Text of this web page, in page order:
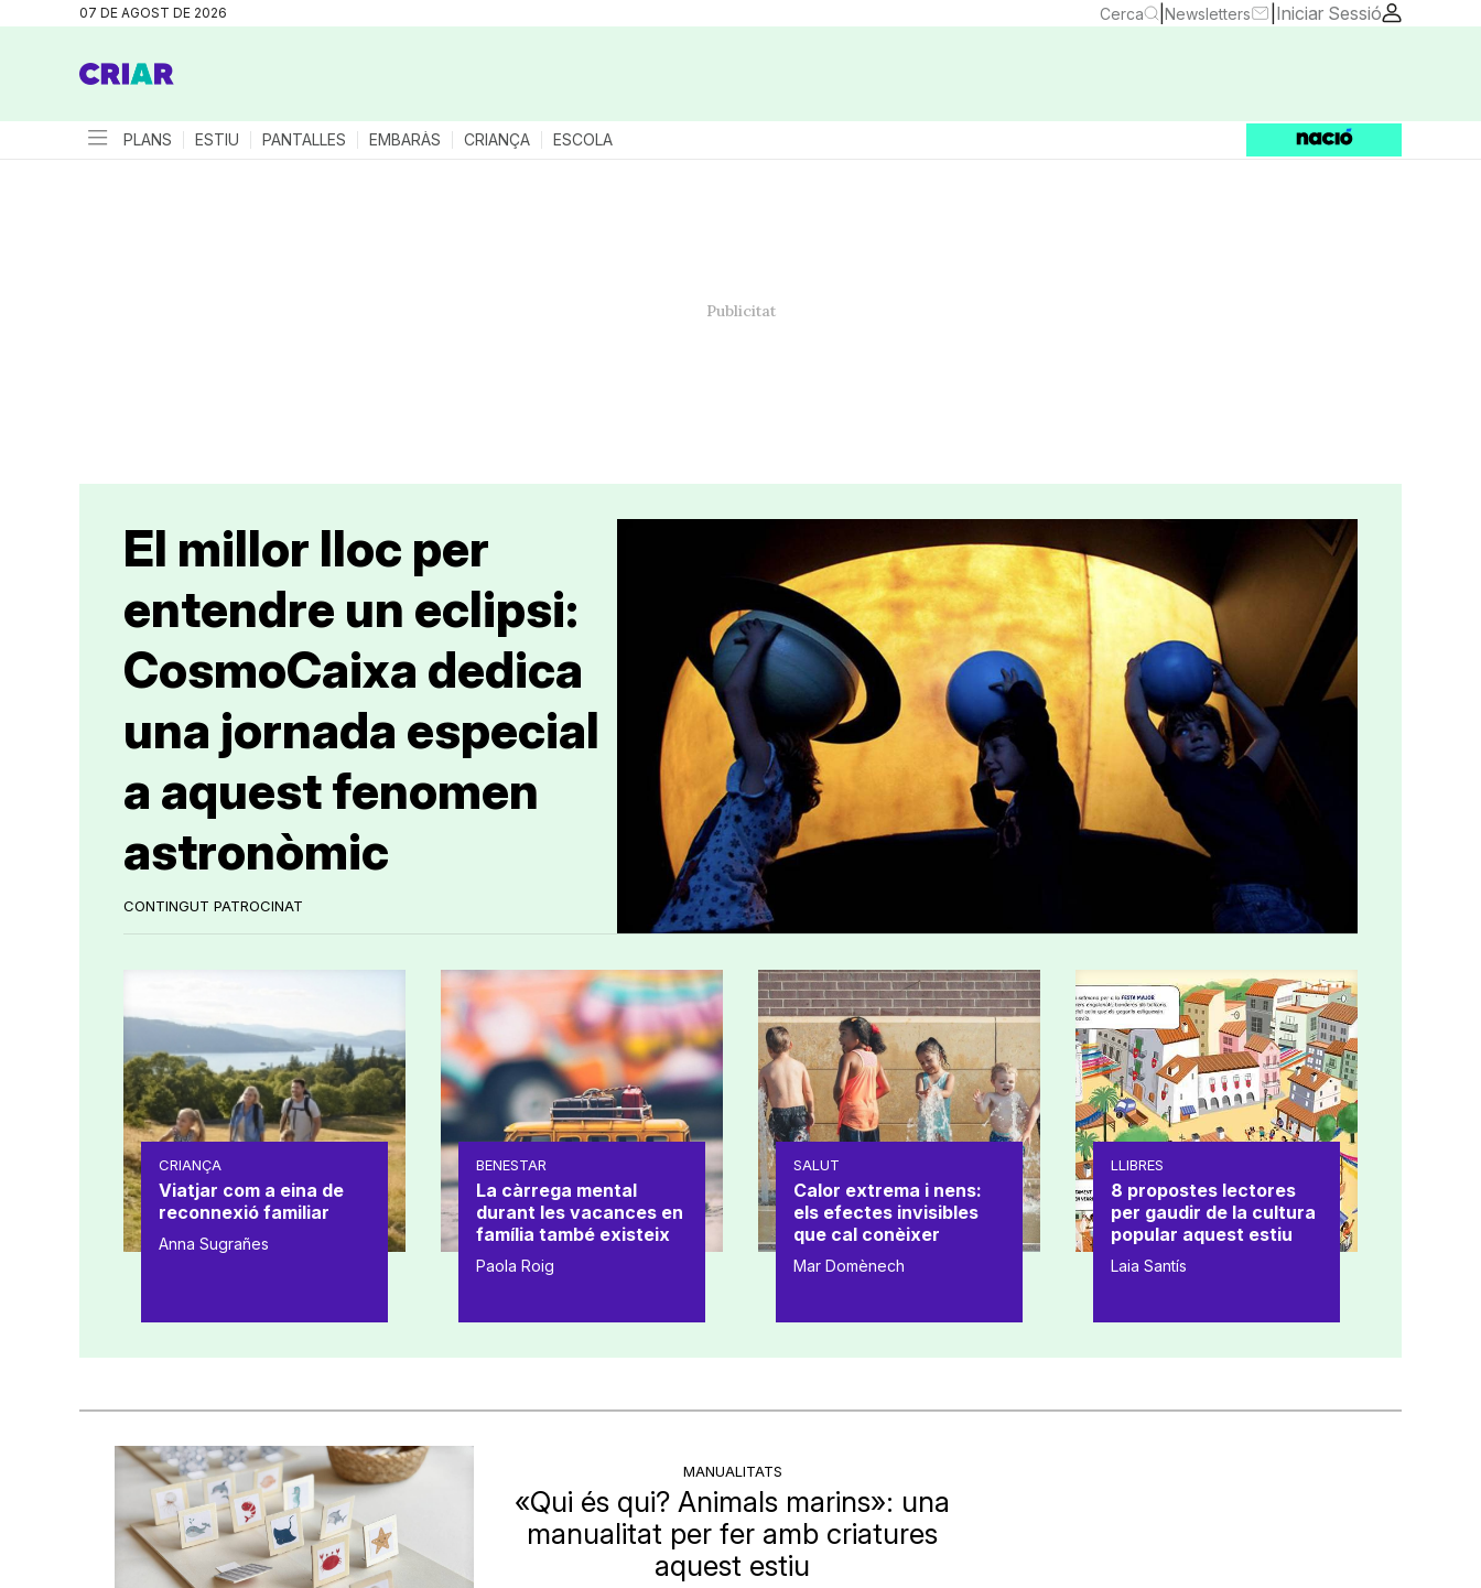
07 DE AGOST DE 2026 Cerca Newsletters Iniciar Sessió
PLANS ESTIU PANTALLES EMBARÀS CRIANÇA ESCOLA
CONTINGUT PATROCINAT
El millor lloc per
entendre un eclipsi:
CosmoCaixa dedica
una jornada especial
a aquest fenomen
astronòmic
CRIANÇA
Viatjar com a eina de
reconnexió familiar
Anna Sugrañes
BENESTAR
La càrrega mental
durant les vacances en
família també existeix
Paola Roig
SALUT
Calor extrema i nens:
els efectes invisibles
que cal conèixer
Mar Domènech
LLIBRES
8 propostes lectores
per gaudir de la cultura
popular aquest estiu
Laia Santís
MANUALITATS
«Qui és qui? Animals marins»: una
manualitat per fer amb criatures
aquest estiu